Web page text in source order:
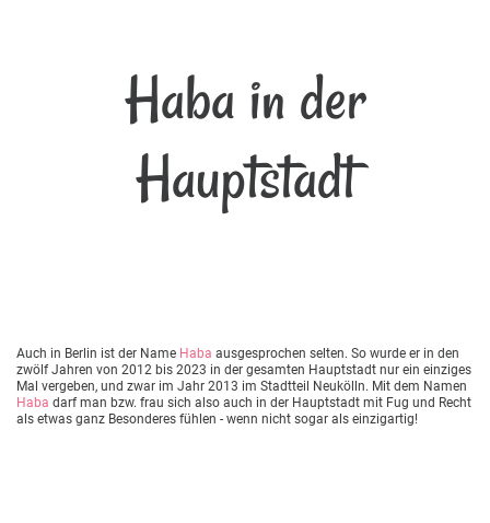
Haba in der
Hauptstadt
Auch in Berlin ist der Name Haba ausgesprochen selten. So wurde er in den
zwölf Jahren von 2012 bis 2023 in der gesamten Hauptstadt nur ein einziges
Mal vergeben, und zwar im Jahr 2013 im Stadtteil Neukölln. Mit dem Namen
Haba darf man bzw. frau sich also auch in der Hauptstadt mit Fug und Recht
als etwas ganz Besonderes fühlen - wenn nicht sogar als einzigartig!